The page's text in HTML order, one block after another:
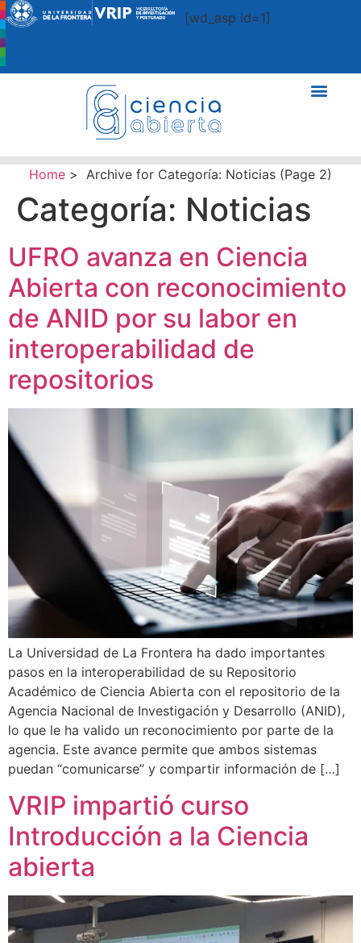
[wd_asp id=1]
Home > Archive for Categoría: Noticias (Page 2)
Categoría: Noticias
UFRO avanza en Ciencia
Abierta con reconocimiento
de ANID por su labor en
interoperabilidad de
repositorios
La Universidad de La Frontera ha dado importantes
pasos en la interoperabilidad de su Repositorio
Académico de Ciencia Abierta con el repositorio de la
Agencia Nacional de Investigación y Desarrollo (ANID),
lo que le ha valido un reconocimiento por parte de la
agencia. Este avance permite que ambos sistemas
puedan “comunicarse” y compartir información de […]
VRIP impartió curso
Introducción a la Ciencia
abierta